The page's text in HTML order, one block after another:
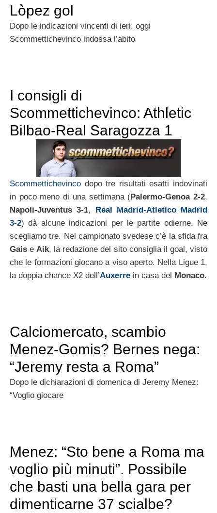
Lòpez gol
Dopo le indicazioni vincenti di ieri, oggi
Scommettichevinco indossa l’abito
I consigli di
Scommettichevinco: Athletic
Bilbao-Real Saragozza 1
Scommettichevinco dopo tre risultati esatti indovinati
in poco meno di una settimana (Palermo-Genoa 2-2,
Napoli-Juventus 3-1, Real Madrid-Atletico Madrid
3-2) dà alcune indicazioni per le partite odierne. Ne
scegliamo tre. Nel campionato svedese c’è la sfida fra
Gais eAik, la redazione del sito consiglia il goal, visto
che le formazioni giocano a viso aperto. Nella Ligue 1,
la doppia chance X2 dell’Auxerre in casa del Monaco.
Calciomercato, scambio
Menez-Gomis? Bernes nega:
“Jeremy resta a Roma”
Dopo le dichiarazioni di domenica di Jeremy Menez:
“Voglio giocare
Menez: “Sto bene a Roma ma
voglio più minuti”. Possibile
che basti una bella gara per
dimenticarne 37 scialbe?